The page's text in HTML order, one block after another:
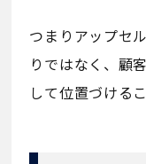
つまりアップセ
りではなく、顧
して位置づける